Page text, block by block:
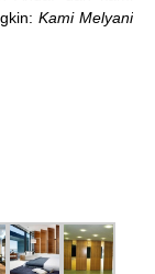
Kami Melyani